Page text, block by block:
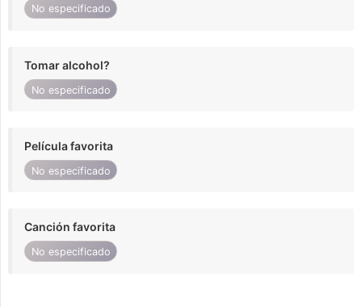
No especificado
Tomar alcohol?
No especificado
Película favorita
No especificado
Canción favorita
No especificado